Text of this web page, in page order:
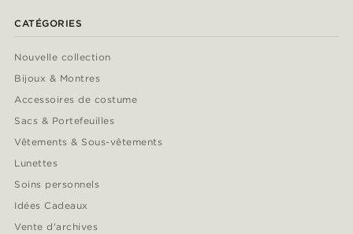
CATÉGORIES
Nouvelle collection
Bijoux & Montres
Accessoires de costume
Sacs & Portefeuilles
Vêtements & Sous-vêtements
Lunettes
Soins personnels
Idées Cadeaux
Vente d'archives